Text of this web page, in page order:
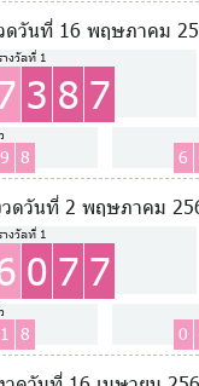
ดวันที่ 16 พฤษภาคม
างวัลที่ 1
3 8 7
9 8 6
วดวันที่ 2 พฤษภาคม
างวัลที่ 1
0 7 7
1 8 0